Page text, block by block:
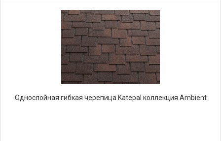
Однослойная гибкая черепица Katepal коллекция Ambient